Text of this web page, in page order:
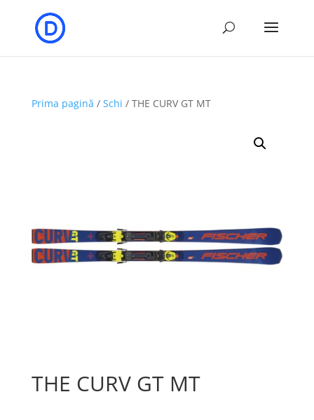
Prima pagină / Schi / THE CURV GT MT
THE CURV GT MT